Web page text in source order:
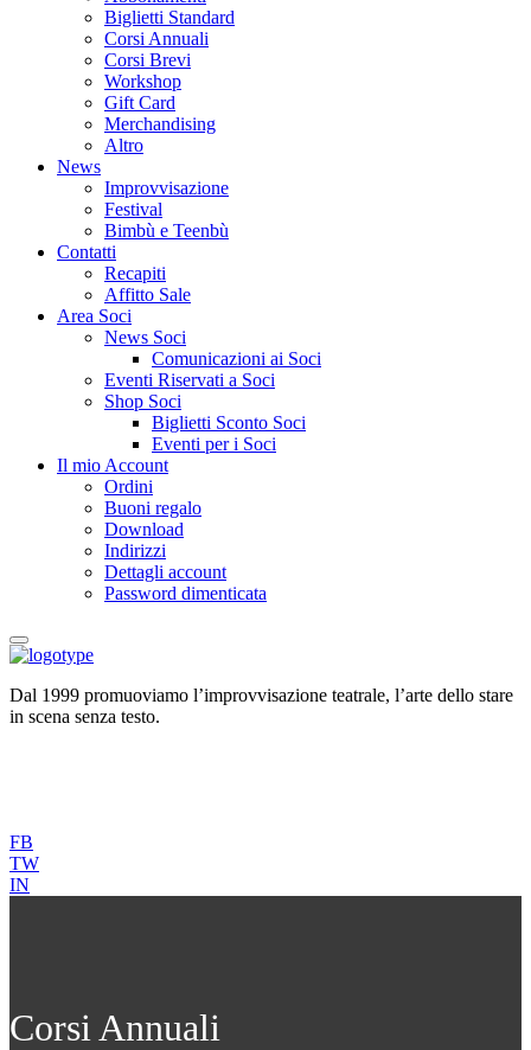
Biglietti Standard
Corsi Annuali
Corsi Brevi
Workshop
Gift Card
Merchandising
Altro
News
Improvvisazione
Festival
Bimbù e Teenbù
Contatti
Recapiti
Affitto Sale
Area Soci
News Soci
Comunicazioni ai Soci
Eventi Riservati a Soci
Shop Soci
Biglietti Sconto Soci
Eventi per i Soci
Il mio Account
Ordini
Buoni regalo
Download
Indirizzi
Dettagli account
Password dimenticata
Dal 1999 promuoviamo l’improvvisazione teatrale, l’arte dello stare
in scena senza testo.
FB
TW
IN
Corsi Annuali